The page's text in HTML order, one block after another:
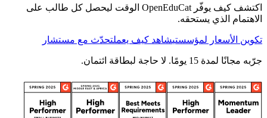
اكتشف كيف يوفّر OpenEduCat الوقت ليحصل كل طالب على
الذي يستحقه.
لمؤسستي شاهد كيف يعمل تحدّث مع مستشار
حاجة لبطاقة ائتمان.